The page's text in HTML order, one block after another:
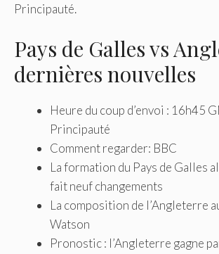
Principauté.
Pays de Galles vs
dernières nouvelles
Heure du coup d’envoi : 16h45
Principauté
Comment regarder: BBC
La formation du Pays de Galles
fait neuf changements
La composition de l’Angleterre
Watson
Pronostic : l’Angleterre gagne